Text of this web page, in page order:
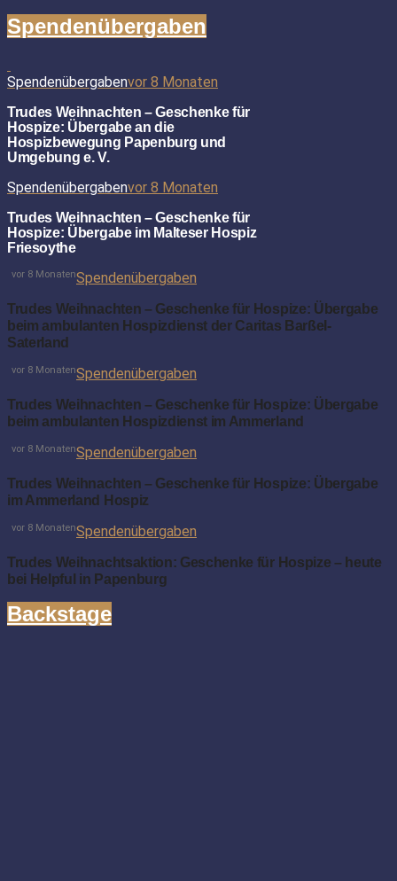
Spendenübergaben
Spendenübergabenvor 8 Monaten
Trudes Weihnachten – Geschenke für
Hospize: Übergabe an die
Hospizbewegung Papenburg und
Umgebung e. V.
Spendenübergabenvor 8 Monaten
Trudes Weihnachten – Geschenke für
Hospize: Übergabe im Malteser Hospiz
Friesoythe
Spendenübergaben
vor 8 Monaten
Trudes Weihnachten – Geschenke für Hospize: Übergabe
beim ambulanten Hospizdienst der Caritas Barßel-
Saterland
Spendenübergaben
vor 8 Monaten
Trudes Weihnachten – Geschenke für Hospize: Übergabe
beim ambulanten Hospizdienst im Ammerland
Spendenübergaben
vor 8 Monaten
Trudes Weihnachten – Geschenke für Hospize: Übergabe
im Ammerland Hospiz
Spendenübergaben
vor 8 Monaten
Trudes Weihnachtsaktion: Geschenke für Hospize – heute
bei Helpful in Papenburg
Backstage